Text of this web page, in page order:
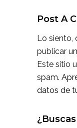
Post A
Lo siento,
publicar
Este sitio
spam.
datos de